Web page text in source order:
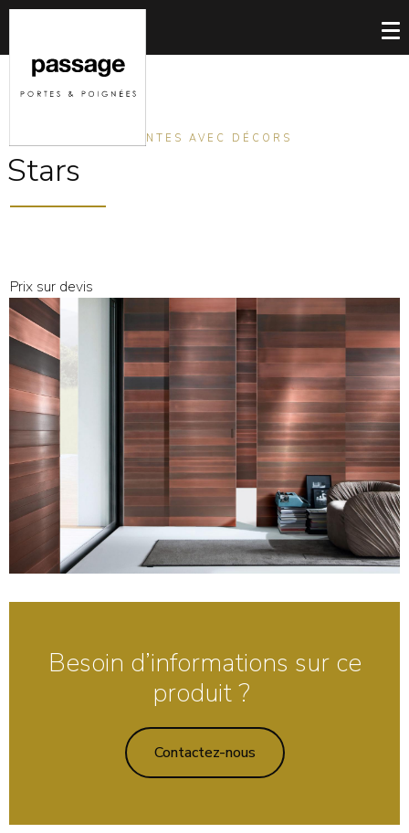
PORTES COULISSANTES AVEC DÉCORS
Stars
Prix sur devis
Besoin d’informations sur ce
produit ?
Contactez-nous